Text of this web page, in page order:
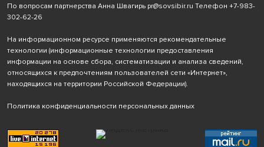
По вопросам партнерства Анна Швагирь pr@sovsibir.ru Телефон +7-983-
302-62-26
На информационном ресурсе применяются рекомендательные
технологии (информационные технологии предоставления
информации на основе сбора, систематизации и анализа сведений,
относящихся к предпочтениям пользователей сети «Интернет»,
находящихся на территории Российской Федерации).
Политика конфиденциальности персональных данных